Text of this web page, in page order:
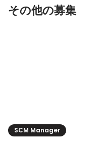
その他の募集
SCM Manager